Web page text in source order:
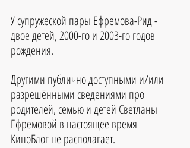
У супружеской пары Ефремова-Рид -
двое детей, 2000-го и 2003-го годов
рождения.
Другими публично доступными и/или
разрешёнными сведениями про
родителей, семью и детей Светланы
Ефремовой в настоящее время
КиноБлог не располагает.